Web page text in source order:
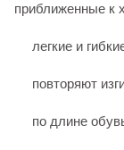
приближенные к
легкие и
повторяют
по длине